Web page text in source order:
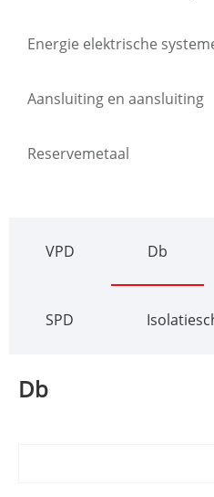
Energie elektrische
Aansluiting en aansluiting
Reservemetaal
VPD Db
SPD
Db